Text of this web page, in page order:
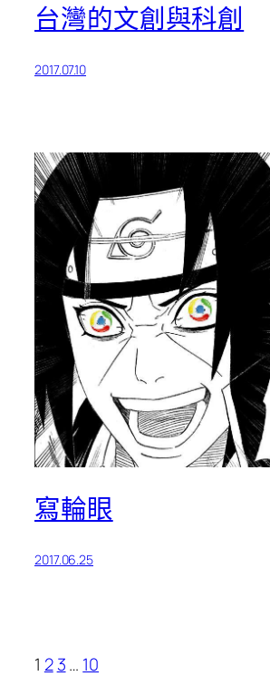
台灣的文創與科創
2017.07.10
寫輪眼
2017.06.25
1 2 3… 10